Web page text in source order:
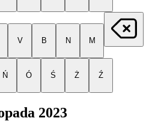
V B N M
Ń Ó Ś Ż Ź
2023